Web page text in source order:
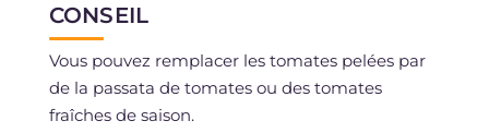
CONSEIL
Vous pouvez remplacer les tomates pelées par
de la passata de tomates ou des tomates
fraîches de saison.